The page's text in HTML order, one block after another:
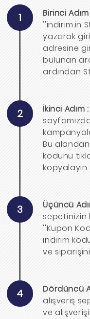
1 Birinci
''indirim.in
yazarak
adresine
bulunan
ardından
2 İkinci Adım :
Bu
kodunu
kopyalayın.
3 Üçüncü
sepetinizin
''Kupon
indirim
ve
4 Dördüncü
alışveriş
ve